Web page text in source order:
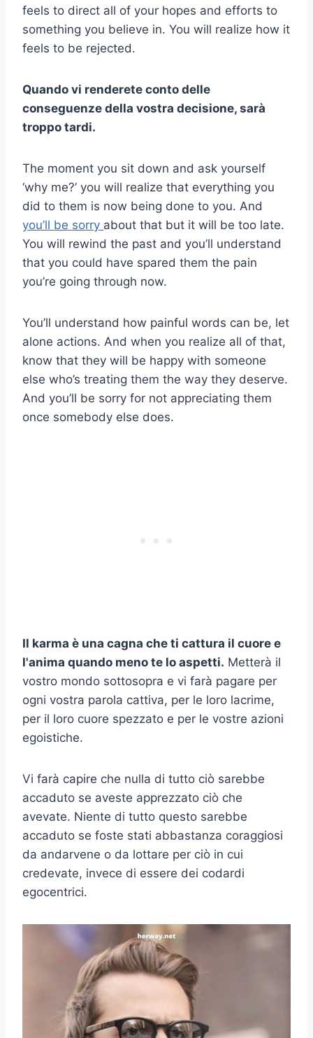
feels to direct all of your hopes and efforts to
something you believe in. You will realize how it
feels to be rejected.
Quando vi renderete conto delle
conseguenze della vostra decisione, sarà
troppo tardi.
The moment you sit down and ask yourself
‘why me?’ you will realize that everything you
did to them is now being done to you. And
you’ll be sorry about that but it will be too late.
You will rewind the past and you’ll understand
that you could have spared them the pain
you’re going through now.
You’ll understand how painful words can be, let
alone actions. And when you realize all of that,
know that they will be happy with someone
else who’s treating them the way they deserve.
And you’ll be sorry for not appreciating them
once somebody else does.
Il karma è una cagna che ti cattura il cuore e
l'anima quando meno te lo aspetti. Metterà il
vostro mondo sottosopra e vi farà pagare per
ogni vostra parola cattiva, per le loro lacrime,
per il loro cuore spezzato e per le vostre azioni
egoistiche.
Vi farà capire che nulla di tutto ciò sarebbe
accaduto se aveste apprezzato ciò che
avevate. Niente di tutto questo sarebbe
accaduto se foste stati abbastanza coraggiosi
da andarvene o da lottare per ciò in cui
credevate, invece di essere dei codardi
egocentrici.